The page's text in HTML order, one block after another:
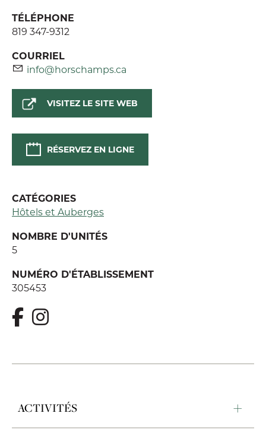
TÉLÉPHONE
819 347-9312
COURRIEL
info@horschamps.ca
VISITEZ LE SITE WEB
RÉSERVEZ EN LIGNE
CATÉGORIES
Hôtels et Auberges
NOMBRE D'UNITÉS
5
NUMÉRO D'ÉTABLISSEMENT
305453
ACTIVITÉS